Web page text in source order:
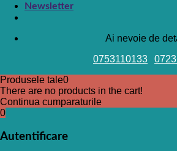
Newsletter
Ai nevoie de
0753110133
Produsele tale0
There are no products in the cart!
Continua cumparaturile
0
Autentificare